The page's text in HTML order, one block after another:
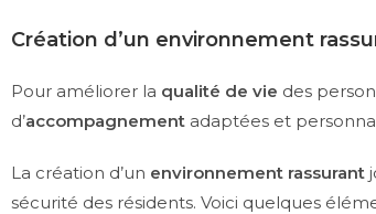
Création d’un environnement
Pour améliorer la qualité de vie des
d’accompagnement adaptées et
La création d’un environnement rassurant
sécurité des résidents. Voici quelques